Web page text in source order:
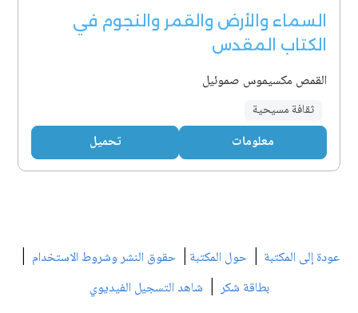
السماء والأرض والقمر والنجوم في
الكتاب المقدس
القمص مكسيموس صموئيل
ثقافة مسيحية
معلومات تحميل
عودة إلى المكتبة | حول المكتبة | حقوق النشر وشروط الاستخدام |
بطاقة شكر| شاهد التسجيل الفيديوي